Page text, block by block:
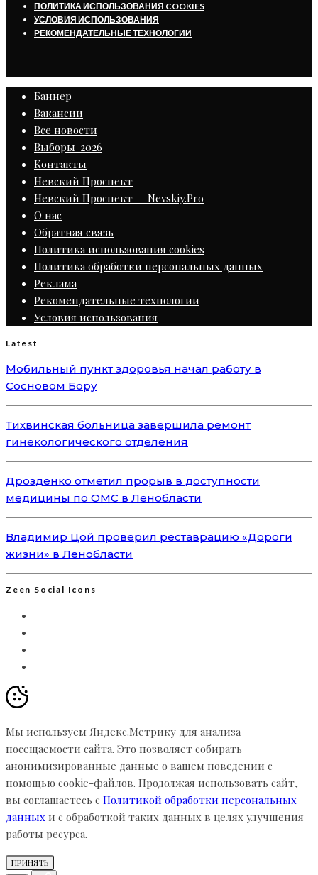
ПОЛИТИКА ИСПОЛЬЗОВАНИЯ COOKIES
УСЛОВИЯ ИСПОЛЬЗОВАНИЯ
РЕКОМЕНДАТЕЛЬНЫЕ ТЕХНОЛОГИИ
Баннер
Вакансии
Все новости
Выборы-2026
Контакты
Невский Проспект
Невский Проспект — Nevskiy.Pro
О нас
Обратная связь
Политика использования cookies
Политика обработки персональных данных
Реклама
Рекомендательные технологии
Условия использования
Latest
Мобильный пункт здоровья начал работу в
Сосновом Бору
Тихвинская больница завершила ремонт
гинекологического отделения
Дрозденко отметил прорыв в доступности
медицины по ОМС в Ленобласти
Владимир Цой проверил реставрацию «Дороги
жизни» в Ленобласти
Zeen Social Icons
Мы используем Яндекс.Метрику для анализа
посещаемости сайта. Это позволяет собирать
анонимизированные данные о вашем поведении с
помощью cookie-файлов. Продолжая использовать сайт,
вы соглашаетесь с Политикой обработки персональных
данных и с обработкой таких данных в целях улучшения
работы ресурса.
ПРИНЯТЬ